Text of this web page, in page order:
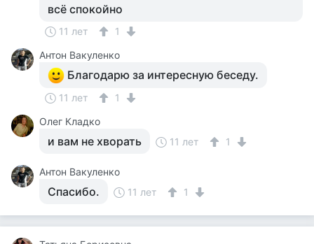
всё спокойно
11 лет
1
Антон Вакуленко
Благодарю за интересную беседу.
11 лет
1
Олег Кладко
и вам не хворать 11 лет 1
Антон Вакуленко
Спасибо. 11 лет 1